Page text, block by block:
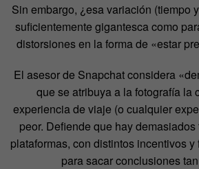
Sin embargo, ¿esa variación (tiempo
suficientemente gigantesca como
distorsiones en la forma de «estar
El asesor de Snapchat considera
que se atribuya a la fotografía la
experiencia de viaje (o cualquier
peor. Defiende que hay
plataformas, con distintos incentivos y
para sacar conclusiones